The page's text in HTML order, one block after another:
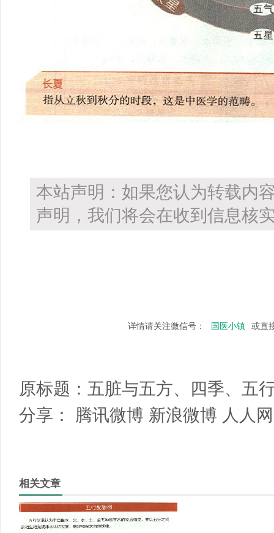
本站声明：如果您认为转载内
声明，我们将会在收到信息核
详情请关注微信号： 国医小镇 或直
原标题： 五脏与五方、四季、五
分享：
腾讯微博 新浪微博 人人网
相关文章